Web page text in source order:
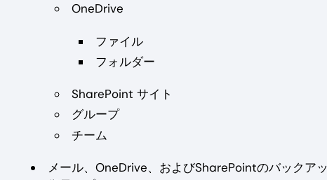
OneDrive
ファイル
フォルダー
SharePoint サイト
グループ
チーム
メール、OneDrive、およびSharePointのバックア